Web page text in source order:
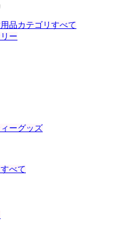
品カテゴリすべて
ー
ーグッズ
べて